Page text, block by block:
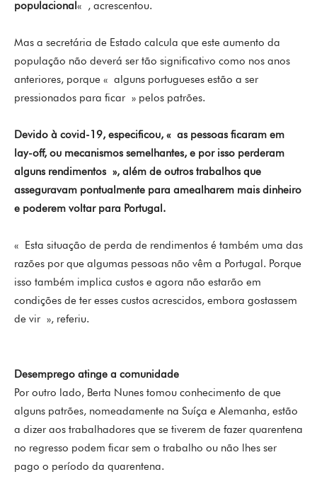
populacional« , acrescentou.
Mas a secretária de Estado calcula que este aumento da
população não deverá ser tão significativo como nos anos
anteriores, porque « alguns portugueses estão a ser
pressionados para ficar » pelos patrões.
Devido à covid-19, especificou, « as pessoas ficaram em
lay-off, ou mecanismos semelhantes, e por isso perderam
alguns rendimentos », além de outros trabalhos que
asseguravam pontualmente para amealharem mais dinheiro
e poderem voltar para Portugal.
« Esta situação de perda de rendimentos é também uma das
razões por que algumas pessoas não vêm a Portugal. Porque
isso também implica custos e agora não estarão em
condições de ter esses custos acrescidos, embora gostassem
de vir », referiu.
Desemprego atinge a comunidade
Por outro lado, Berta Nunes tomou conhecimento de que
alguns patrões, nomeadamente na Suíça e Alemanha, estão
a dizer aos trabalhadores que se tiverem de fazer quarentena
no regresso podem ficar sem o trabalho ou não lhes ser
pago o período da quarentena.